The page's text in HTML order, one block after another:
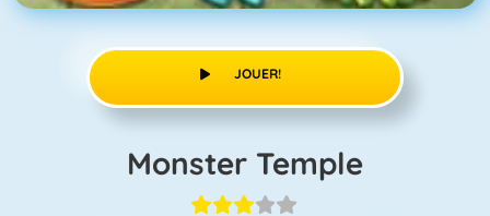
JOUER!
Monster Temple